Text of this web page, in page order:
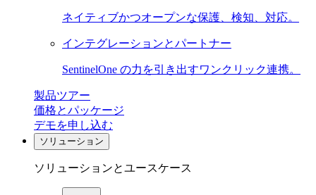
ネイティブかつオープンな保護、検知、対応。
インテグレーションとパートナー
SentinelOne の力を引き出すワンクリック連携。
製品ツアー
価格とパッケージ
デモを申し込む
ソリューション
ソリューションとユースケース